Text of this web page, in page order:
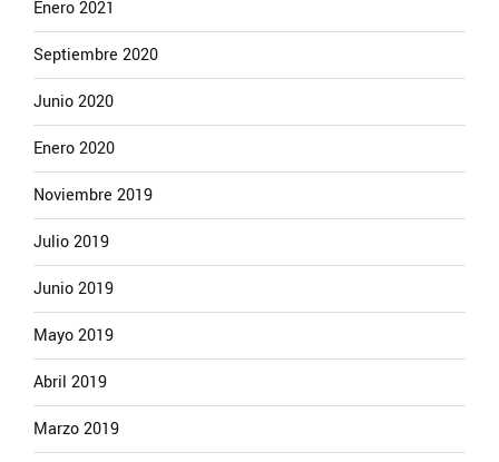
Enero 2021
Septiembre 2020
Junio 2020
Enero 2020
Noviembre 2019
Julio 2019
Junio 2019
Mayo 2019
Abril 2019
Marzo 2019